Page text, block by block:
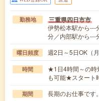
勤務地 三重県四日市市
伊勢松本駅から---
分／内部駅から---
曜日頻度 週2日～5日OK（
時間
★1日4時間～の時
も可能★スタート
期間 長期のお仕事で